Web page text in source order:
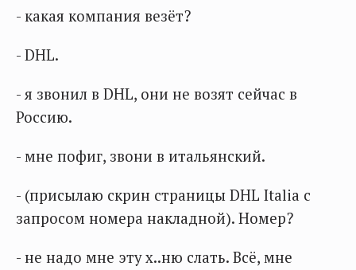
- какая компания везёт?
- DHL.
- я звонил в DHL, они не возят сейчас в
Россию.
- мне пофиг, звони в итальянский.
- (присылаю скрин страницы DHL Italia с
запросом номера накладной). Номер?
- не надо мне эту х..ню слать. Всё, мне